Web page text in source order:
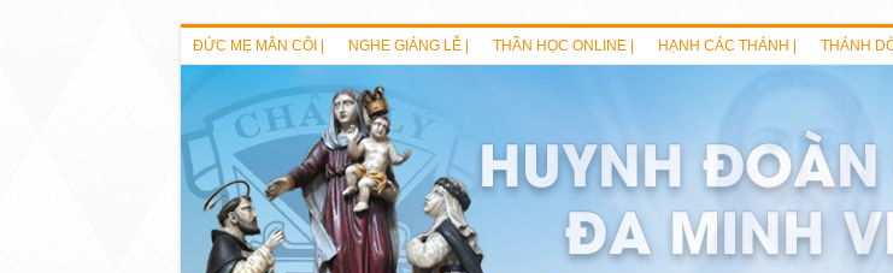
ĐỨC MẸ MÂN CÔI | NGHE GIẢNG LỄ | THẦN HỌC ONLINE | HẠNH CÁC THÁNH | THÁNH